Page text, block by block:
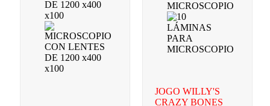
JOGO WILLY'S
CRAZY BONES